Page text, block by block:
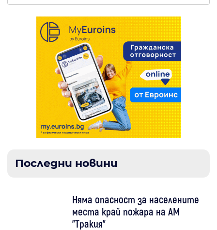
Последни новини
Няма опасност за населените
места край пожара на АМ
"Тракия"